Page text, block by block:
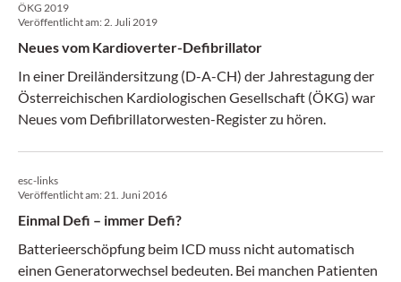
ÖKG 2019
Veröffentlicht am:2. Juli 2019
Neues vom Kardioverter-Defibrillator
In einer Dreiländersitzung (D-A-CH) der Jahrestagung der
Österreichischen Kardiologischen Gesellschaft (ÖKG) war
Neues vom Defibrillatorwesten-Register zu hören.
esc-links
Veröffentlicht am:21. Juni 2016
Einmal Defi – immer Defi?
Batterieerschöpfung beim ICD muss nicht automatisch
einen Generatorwechsel bedeuten. Bei manchen Patienten